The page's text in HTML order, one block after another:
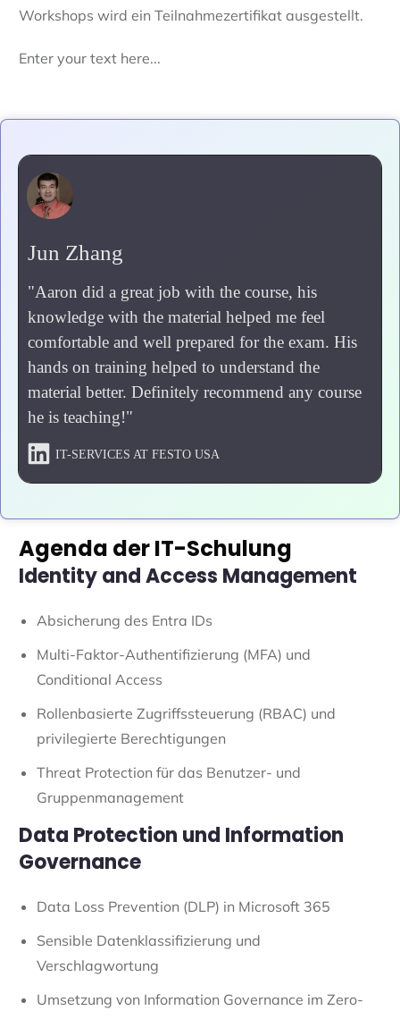
Workshops wird ein Teilnahmezertifikat ausgestellt.
Enter your text here...
Jun Zhang
"Aaron did a great job with the course, his
knowledge with the material helped me feel
comfortable and well prepared for the exam. His
hands on training helped to understand the
material better. Definitely recommend any course
he is teaching!"
IT-SERVICES AT FESTO USA
Agenda der IT-Schulung
Identity and Access Management
Absicherung des Entra IDs
Multi-Faktor-Authentifizierung (MFA) und
Conditional Access
Rollenbasierte Zugriffssteuerung (RBAC) und
privilegierte Berechtigungen
Threat Protection für das Benutzer- und
Gruppenmanagement
Data Protection und Information
Governance
Data Loss Prevention (DLP) in Microsoft 365
Sensible Datenklassifizierung und
Verschlagwortung
Umsetzung von Information Governance im Zero-